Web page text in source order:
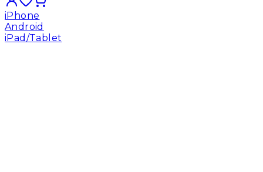
iPhone
Android
iPad/Tablet